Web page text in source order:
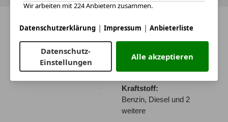
SUV
Kraftstoff:
Benzin, Diesel und 2
weitere
Wir arbeiten mit 224 Anbietern zusammen.
Datenschutzerklärung | Impressum | Anbieterliste
Datenschutz-
Einstellungen
Alle akzeptieren